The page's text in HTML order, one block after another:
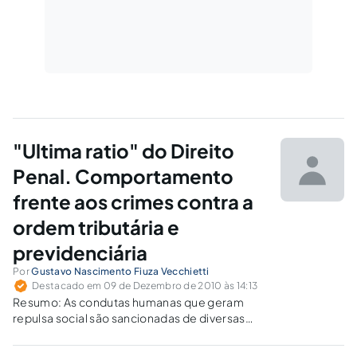
"Ultima ratio" do Direito
Penal. Comportamento
frente aos crimes contra a
ordem tributária e
previdenciária
PorGustavo Nascimento Fiuza Vecchietti
Destacado em 09 de Dezembro de 2010 às 14:13
Resumo: As condutas humanas que geram
repulsa social são sancionadas de diversas
restrições de direitos, obrigações de fazer,